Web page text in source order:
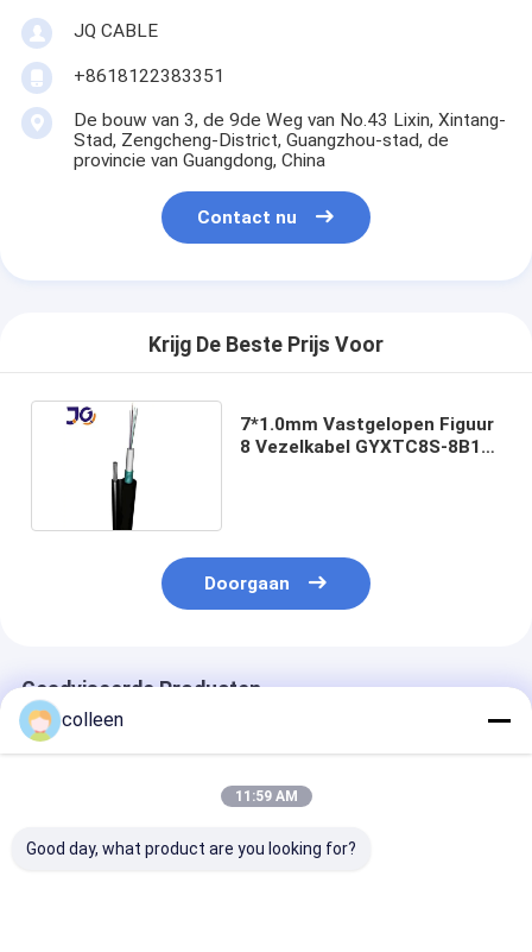
JQ CABLE
+8618122383351
De bouw van 3, de 9de Weg van No.43 Lixin, Xintang-
Stad, Zengcheng-District, Guangzhou-stad, de
provincie van Guangdong, China
Contact nu
Krijg De Beste Prijs Voor
7*1.0mm Vastgelopen Figuur
8 Vezelkabel GYXTC8S-8B1
Doorgaan
Geadviseerde Producten
colleen
11:59 AM
Good day, what product are you looking for?